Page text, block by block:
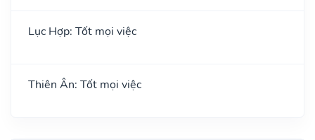
Lục Hợp: Tốt mọi việc
Thiên Ân: Tốt mọi việc